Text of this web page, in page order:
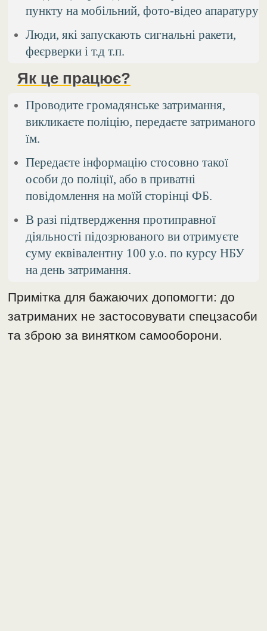
пункту на мобільний, фото-відео апаратуру
Люди, які запускають сигнальні ракети,
феєрверки і т.д т.п.
Як це працює?
Проводите громадянське затримання,
викликаєте поліцію, передаєте затриманого
їм.
Передаєте інформацію стосовно такої
особи до поліції, або в приватні
повідомлення на моїй сторінці ФБ.
В разі підтвердження протиправної
діяльності підозрюваного ви отримуєте
суму еквівалентну 100 у.о. по курсу НБУ
на день затримання.
Примітка для бажаючих допомогти: до
затриманих не застосовувати спецзасоби
та зброю за винятком самооборони.